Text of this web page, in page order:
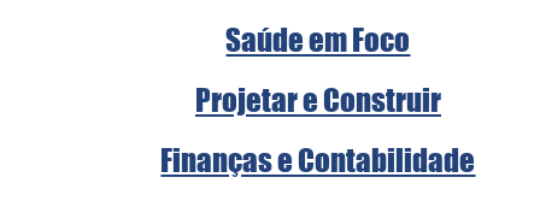
Saúde em Foco
Projetar e Construir
Finanças e Contabilidade